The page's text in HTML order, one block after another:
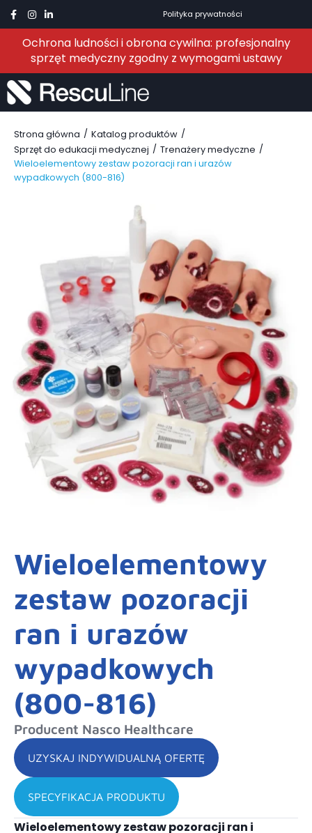
Polityka prywatności
Ochrona ludności i obrona cywilna: profesjonalny
sprzęt medyczny zgodny z wymogami ustawy
Strona główna / Katalog produktów /
Sprzęt do edukacji medycznej / Trenażery medyczne /
Wieloelementowy zestaw pozoracji ran i urazów
wypadkowych (800-816)
Wieloelementowy
zestaw pozoracji
ran i urazów
wypadkowych
(800-816)
Producent Nasco Healthcare
UZYSKAJ INDYWIDUALNĄ OFERTĘ
SPECYFIKACJA PRODUKTU
Wieloelementowy zestaw pozoracji ran i